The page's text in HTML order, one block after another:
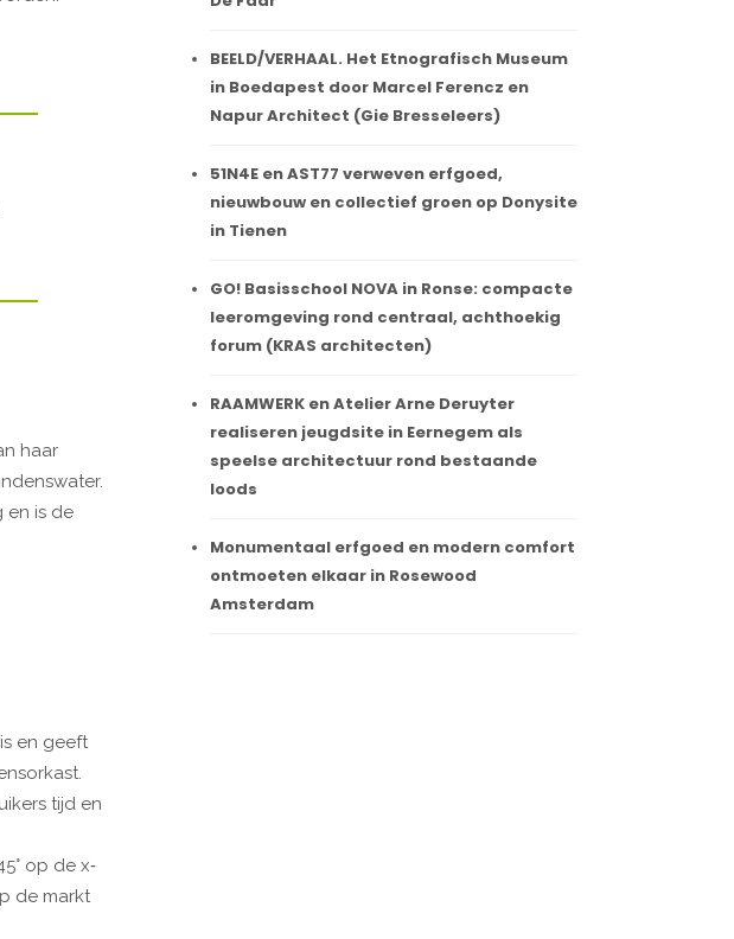
haar
en is de
en geeft
tijd en
op de x‐
de markt
BEELD/VERHAAL. Het Etnografisch Museum
in Boedapest door Marcel Ferencz en
Napur Architect (Gie Bresseleers)
51N4E en AST77 verweven erfgoed,
nieuwbouw en collectief groen op Donysite
in Tienen
GO! Basisschool NOVA in Ronse: compacte
leeromgeving rond centraal, achthoekig
forum (KRAS architecten)
RAAMWERK en Atelier Arne Deruyter
realiseren jeugdsite in Eernegem als
speelse architectuur rond bestaande
loods
Monumentaal erfgoed en modern comfort
ontmoeten elkaar in Rosewood
Amsterdam